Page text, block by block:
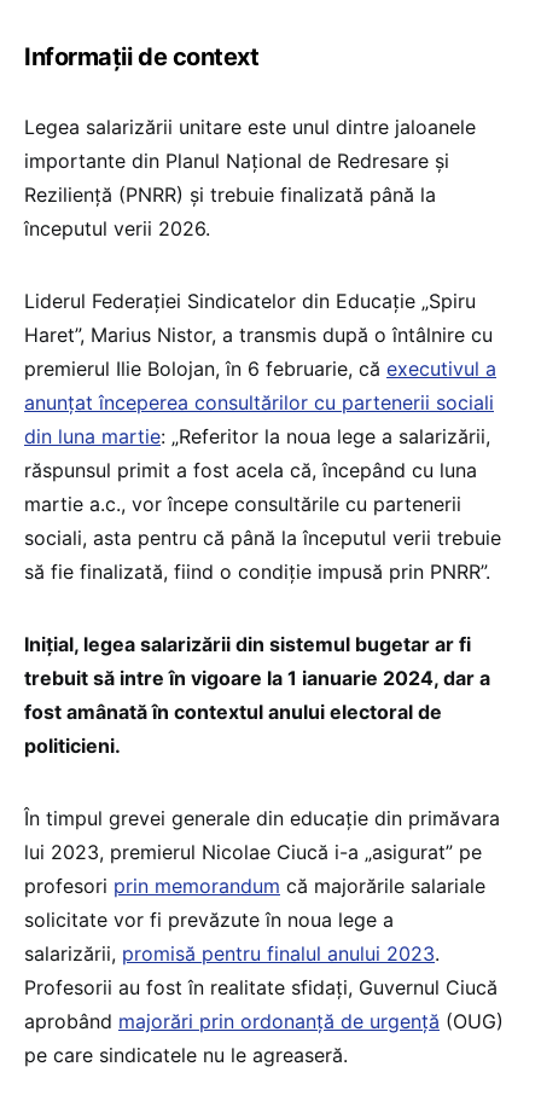
Informații de context
Legea salarizării unitare este unul dintre jaloanele
importante din Planul Național de Redresare și
Reziliență (PNRR) și trebuie finalizată până la
începutul verii 2026.
Liderul Federației Sindicatelor din Educație „Spiru
Haret”, Marius Nistor, a transmis după o întâlnire cu
premierul Ilie Bolojan, în 6 februarie, că executivul a
anunțat începerea consultărilor cu partenerii sociali
din luna martie: „Referitor la noua lege a salarizării,
răspunsul primit a fost acela că, începând cu luna
martie a.c., vor începe consultările cu partenerii
sociali, asta pentru că până la începutul verii trebuie
să fie finalizată, fiind o condiție impusă prin PNRR”.
Inițial, legea salarizării din sistemul bugetar ar fi
trebuit să intre în vigoare la 1 ianuarie 2024, dar a
fost amânată în contextul anului electoral de
politicieni.
În timpul grevei generale din educație din primăvara
lui 2023, premierul Nicolae Ciucă i-a „asigurat” pe
profesori prin memorandum că majorările salariale
solicitate vor fi prevăzute în noua lege a
salarizării, promisă pentru finalul anului 2023.
Profesorii au fost în realitate sfidați, Guvernul Ciucă
aprobând majorări prin ordonanță de urgență (OUG)
pe care sindicatele nu le agreaseră.